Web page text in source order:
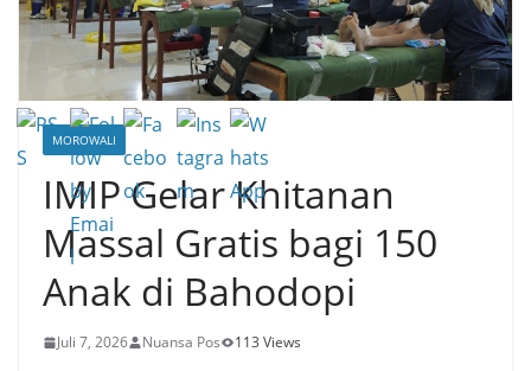
MOROWALI
IMIP Gelar Khitanan
Massal Gratis bagi 150
Anak di Bahodopi
Juli 7, 2026 Nuansa Pos 113 Views